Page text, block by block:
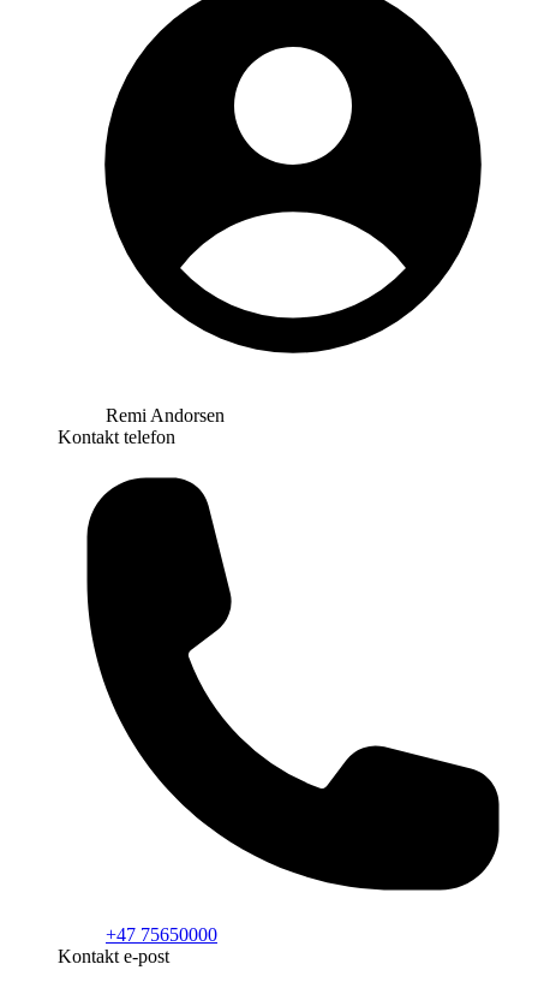
Remi Andorsen
Kontakt telefon
+47 75650000
Kontakt e-post